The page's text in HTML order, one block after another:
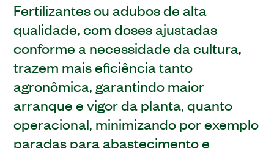
Fertilizantes ou adubos de alta
qualidade, com doses ajustadas
conforme a necessidade da cultura,
trazem mais eficiência tanto
agronômica, garantindo maior
arranque e vigor da planta, quanto
operacional, minimizando por exemplo
paradas para abastecimento e